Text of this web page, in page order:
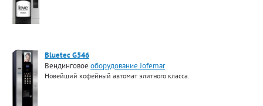
Bluetec G546
Вендинговоеоборудование Jofemar
Новейший кофейный автомат элитного класса.